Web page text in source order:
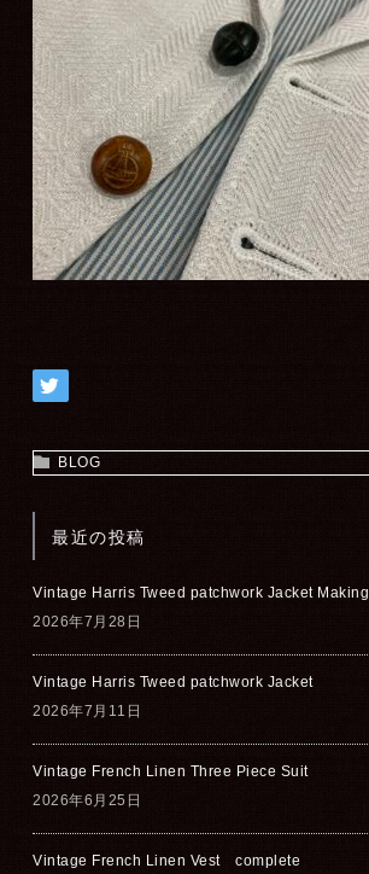
BLOG
最近の投稿
Vintage Harris Tweed patchwork Jacket Making
2026年7月28日
Vintage Harris Tweed patchwork Jacket
2026年7月11日
Vintage French Linen Three Piece Suit
2026年6月25日
Vintage French Linen Vest complete